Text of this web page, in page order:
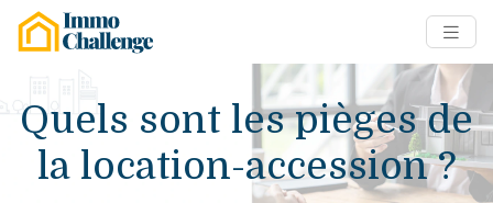
Quels sont les pièges de
la location-accession ?